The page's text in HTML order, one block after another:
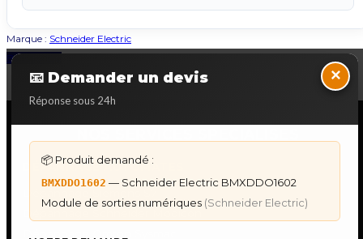
Marque : Schneider Electric
📧 Demander un devis
Réponse sous 24h
×
📦 Produit demandé :
BMXDDO1602 — Schneider Electric BMXDDO1602
Module de sorties numériques (Schneider Electric)
Back to Top
DÉPANNAGE AUTOMATES
Dépannage Schneider Modicon